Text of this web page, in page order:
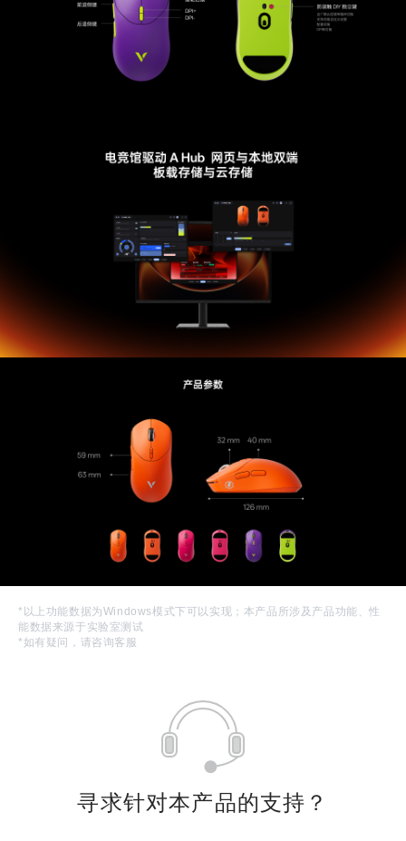
*以上功能数据为Windows模式下可以实现；本产品所涉及产品功能、性
能数据来源于实验室测试
*如有疑问，请咨询客服
寻求针对本产品的支持？